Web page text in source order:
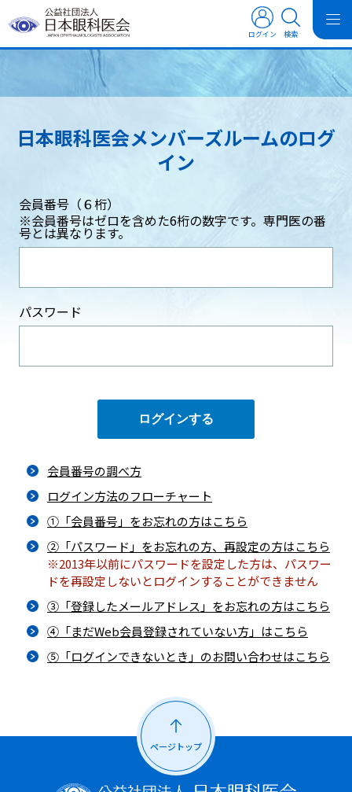
ログイン 検索
日本眼科医会メンバーズルームのログ
イン
会員番号（６桁）
※会員番号はゼロを含めた6桁の数字です。専門医の番
号とは異なります。
パスワード
会員番号の調べ方
ログイン方法のフローチャート
①「会員番号」をお忘れの方はこちら
②「パスワード」をお忘れの方、再設定の方はこちら
※2013年以前にパスワードを設定した方は、パスワー
ドを再設定しないとログインすることができません
③「登録したメールアドレス」をお忘れの方はこちら
④「まだWeb会員登録されていない方」はこちら
⑤「ログインできないとき」のお問い合わせはこちら
ページトップ